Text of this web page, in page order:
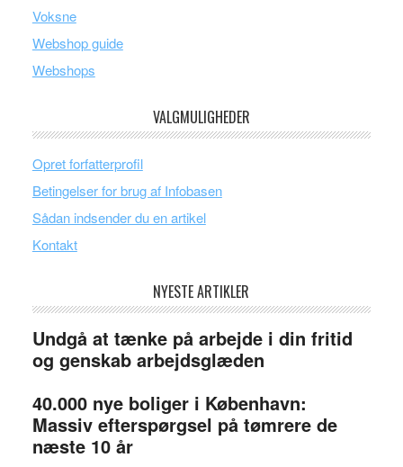
Voksne
Webshop guide
Webshops
VALGMULIGHEDER
Opret forfatterprofil
Betingelser for brug af Infobasen
Sådan indsender du en artikel
Kontakt
NYESTE ARTIKLER
Undgå at tænke på arbejde i din fritid
og genskab arbejdsglæden
40.000 nye boliger i København:
Massiv efterspørgsel på tømrere de
næste 10 år